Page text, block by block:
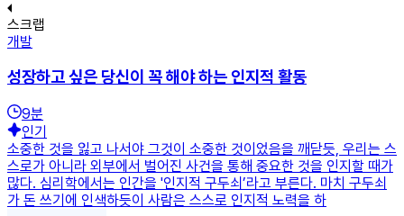
스크랩
개발
성장하고 싶은 당신이 꼭 해야 하는 인지적 활동
9분
인기
소중한 것을 잃고 나서야 그것이 소중한 것이었음을 깨닫듯, 우리는 스
스로가 아니라 외부에서 벌어진 사건을 통해 중요한 것을 인지할 때가
많다. 심리학에서는 인간을 '인지적 구두쇠’라고 부른다. 마치 구두쇠
가 돈 쓰기에 인색하듯이 사람은 스스로 인지적 노력을 하